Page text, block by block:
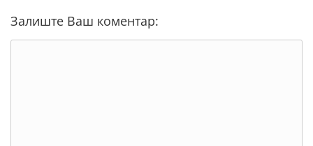
Залиште Ваш коментар: